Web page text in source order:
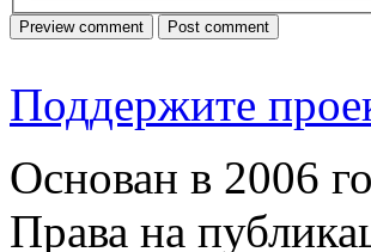
Поддержите
Основан в 2006
Права на